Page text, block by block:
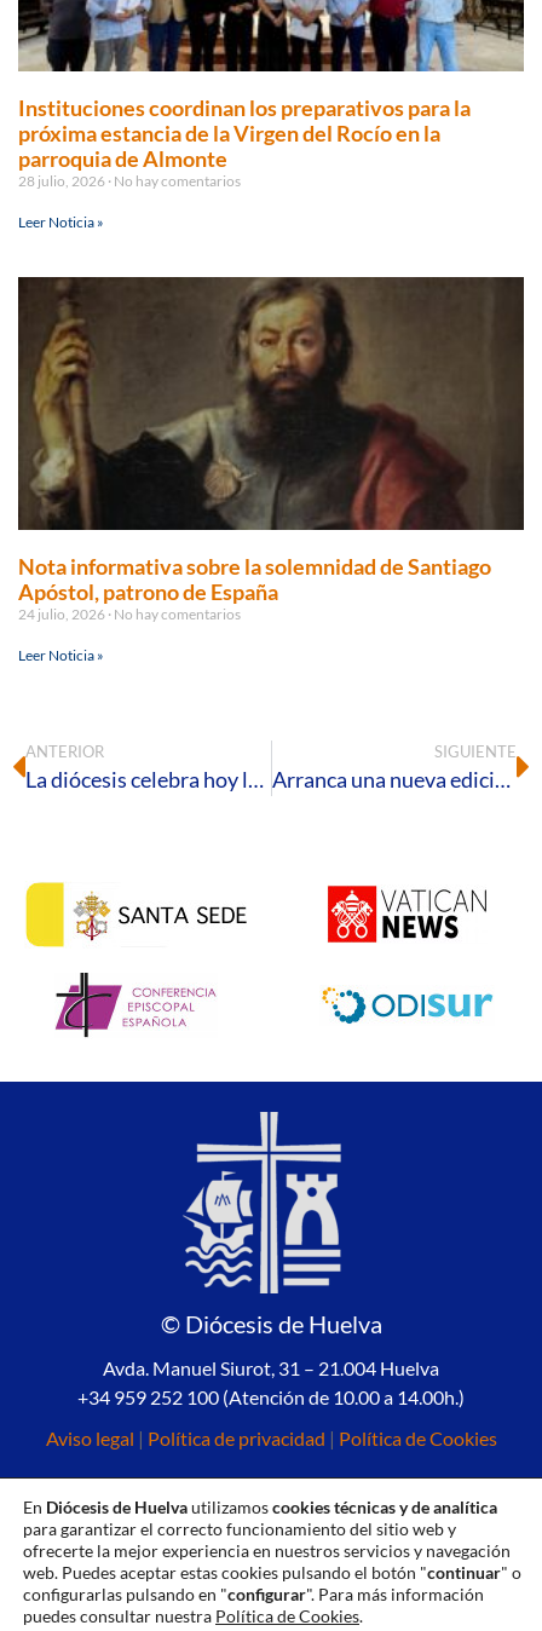
Instituciones coordinan los preparativos para la
próxima estancia de la Virgen del Rocío en la
parroquia de Almonte
28 julio, 2026 No hay comentarios
Leer Noticia »
Nota informativa sobre la solemnidad de Santiago
Apóstol, patrono de España
24 julio, 2026 No hay comentarios
Leer Noticia »
ANTERIOR
La diócesis celebra hoy la dedicación de la S.I. Catedral
SIGUIENTE
Arranca una nueva edición de la Semana de Cine Espiritual en Huelva
© Diócesis de Huelva
Avda. Manuel Siurot, 31 – 21.004 Huelva
+34 959 252 100 (Atención de 10.00 a 14.00h.)
Aviso legal | Política de privacidad | Política de Cookies
En Diócesis de Huelvautilizamoscookies técnicas y de analítica
para garantizar el correcto funcionamiento del sitio web y
ofrecerte la mejor experiencia en nuestros servicios y navegación
web. Puedes aceptar estas cookies pulsando el botón "continuar" o
configurarlas pulsando en "configurar". Para más información
puedes consultar nuestra Política de Cookies.